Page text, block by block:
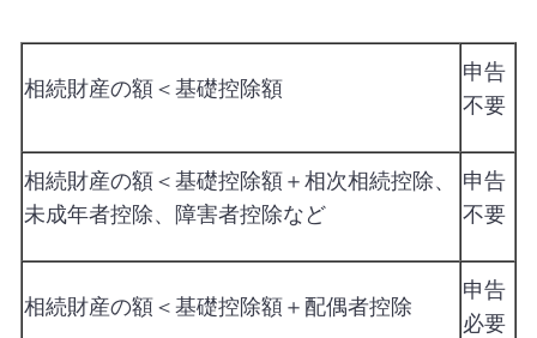
相続財産の額＜基礎控除額
申告
不要
相続財産の額＜基礎控除額＋相次相続控除、
未成年者控除、障害者控除など
申告
不要
相続財産の額＜基礎控除額＋配偶者控除
申告
必要